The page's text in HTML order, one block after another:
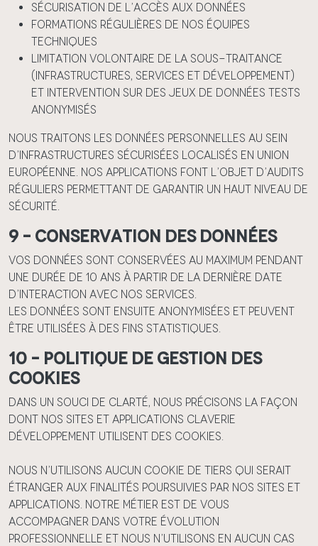
Sécurisation de l’accès aux données
Formations régulières de nos équipes
techniques
Limitation volontaire de la sous-traitance
(infrastructures, services et développement)
et intervention sur des jeux de données tests
anonymisés
Nous traitons les données personnelles au sein
d’infrastructures sécurisées localisés en Union
Européenne. Nos applications font l’objet d’audits
réguliers permettant de garantir un haut niveau de
sécurité.
9 – Conservation des données
Vos données sont conservées au maximum pendant
une durée de 10 ans à partir de la dernière date
d’interaction avec nos services.
Les données sont ensuite anonymisées et peuvent
être utilisées à des fins statistiques.
10 – Politique de gestion des
cookies
Dans un souci de clarté, nous précisons la façon
dont nos Sites et applications Claverie
Développement utilisent des cookies.
Nous n’utilisons aucun cookie de tiers qui serait
étranger aux finalités poursuivies par nos Sites et
Applications. Notre métier est de vous
accompagner dans votre évolution
professionnelle et nous n’utilisons en aucun cas